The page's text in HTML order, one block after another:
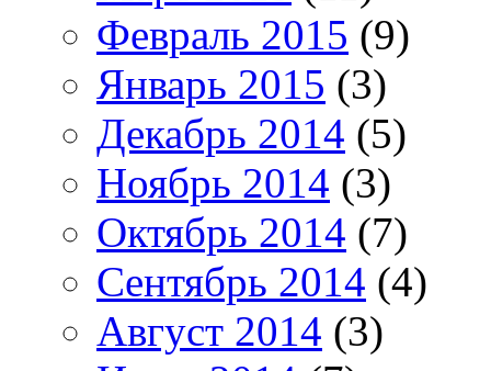
Февраль 2015 (9)
Январь 2015 (3)
Декабрь 2014 (5)
Ноябрь 2014 (3)
Октябрь 2014 (7)
Сентябрь 2014 (4)
Август 2014 (3)